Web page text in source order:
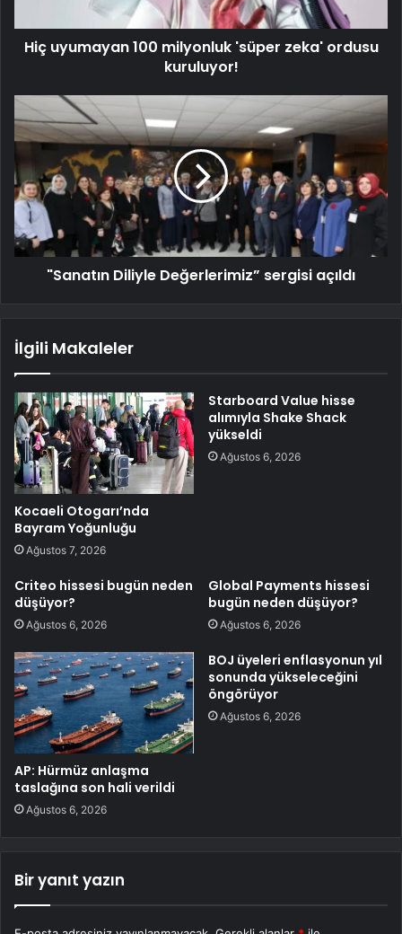
Hiç uyumayan 100 milyonluk 'süper zeka' ordusu
kuruluyor!
"Sanatın Diliyle Değerlerimiz” sergisi açıldı
İlgili Makaleler
Kocaeli Otogarı’nda
Bayram Yoğunluğu
Ağustos 7, 2026
Starboard Value hisse
alımıyla Shake Shack
yükseldi
Ağustos 6, 2026
Criteo hissesi bugün neden
düşüyor?
Ağustos 6, 2026
Global Payments hissesi
bugün neden düşüyor?
Ağustos 6, 2026
AP: Hürmüz anlaşma
taslağına son hali verildi
Ağustos 6, 2026
BOJ üyeleri enflasyonun yıl
sonunda yükseleceğini
öngörüyor
Ağustos 6, 2026
Bir yanıt yazın